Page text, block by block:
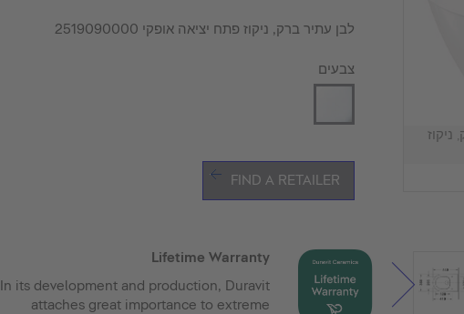
ברק, ניקוז
לבן עתיר ברק, ניקוז פתח יציאה אופקי 2519090000
צבעים
FIND A RETAILER
Lifetime Warranty
In its development and production, Duravit
attaches great importance to extreme